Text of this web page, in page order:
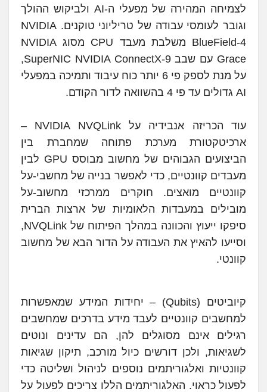
לצמיחה המהירה של מפעלי ה-AI ולביקוש ההולך
וגובר לעומסי עבודה של טריליוני טוקנים. NVIDIA
BlueField-4 משלבת מעבד CPU מסוג NVIDIA
Grace עם שבב SuperNIC NVIDIA ConnectX-9,
על מנת לספק פי 6 יותר כוח עיבוד ותמיכה במפעלי
AI גדולים עד פי 4 בהשוואה לדור הקודם.
עוד הכריזה אנבידיה על NVIDIA NVQLink –
ארכיטקטורת מערכת פתוחה שמחברת בין
הביצועים הגבוהים של מחשוב מבוסס GPU לבין
מעבדים קוונטיים, כדי לאפשר בנייה של מחשבי-על
קוונטיים מואצים. חוקרים ממרכזי מחשוב-על
מובילים במעבדות הלאומיות של ארצות הברית
סיפקו ייעוץ והכוונה במהלך הפיתוח של NVQLink,
וסייעו להאיץ את העבודה על הדור הבא של מחשוב
קוונטי.
קיוביטים (Qubits) – יחידות המידע שמאפשרות
למחשבים קוונטיים לעבד מידע בדרכים שמחשבים
רגילים אינם מסוגלים להן, הם עדינים ונוטים
לשגיאות, ולכן דורשים כיול מורכב, תיקון שגיאות
קוונטיות ואלגוריתמים נוספים לניהול ושליטה כדי
לפעול כראוי. האלגוריתמים הללו צריכים לפעול על